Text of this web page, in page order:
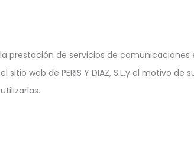
prestación de servicios de comunicaciones
web de PERIS Y DIAZ, S.L.y el motivo de